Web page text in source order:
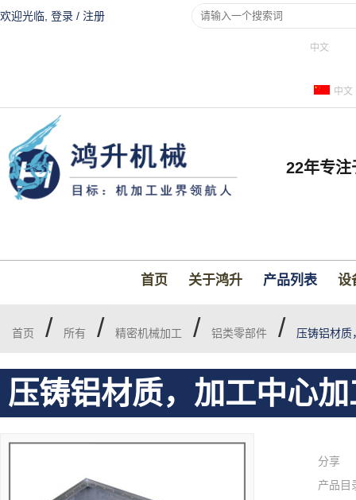
欢迎光临, 登录 / 注册
中文
中文
22年专注
首页 关于鸿升 产品列表 设
首页 / 所有 / 精密机械加工 / 铝类零部件 / 压铸铝材质
压铸铝材质，加工中心
分享
产品目